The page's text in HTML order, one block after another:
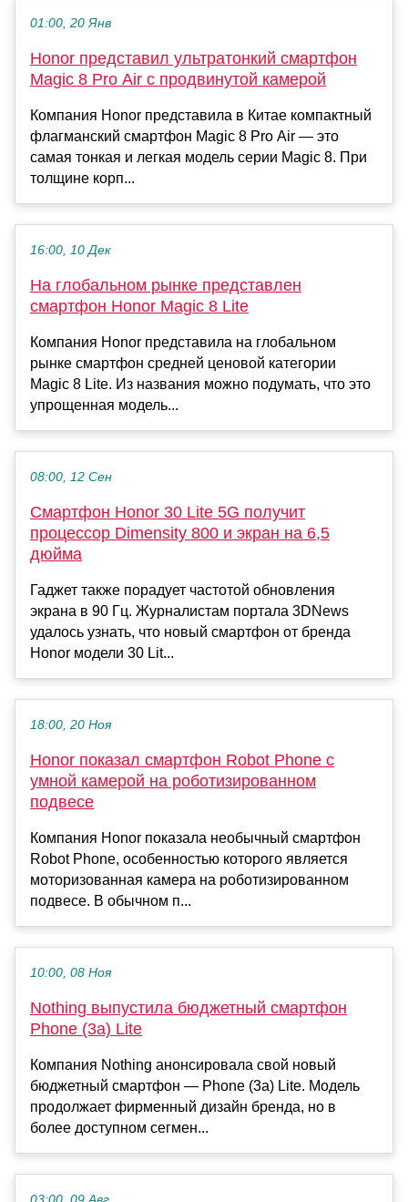
01:00, 20 Янв
Honor представил ультратонкий смартфон
Magic 8 Pro Air с продвинутой камерой
Компания Honor представила в Китае компактный
флагманский смартфон Magic 8 Pro Air — это
самая тонкая и легкая модель серии Magic 8. При
толщине корп...
16:00, 10 Дек
На глобальном рынке представлен
смартфон Honor Magic 8 Lite
Компания Honor представила на глобальном
рынке смартфон средней ценовой категории
Magic 8 Lite. Из названия можно подумать, что это
упрощенная модель...
08:00, 12 Сен
Смартфон Honor 30 Lite 5G получит
процессор Dimensity 800 и экран на 6,5
дюйма
Гаджет также порадует частотой обновления
экрана в 90 Гц. Журналистам портала 3DNews
удалось узнать, что новый смартфон от бренда
Honor модели 30 Lit...
18:00, 20 Ноя
Honor показал смартфон Robot Phone с
умной камерой на роботизированном
подвесе
Компания Honor показала необычный смартфон
Robot Phone, особенностью которого является
моторизованная камера на роботизированном
подвесе. В обычном п...
10:00, 08 Ноя
Nothing выпустила бюджетный смартфон
Phone (3a) Lite
Компания Nothing анонсировала свой новый
бюджетный смартфон — Phone (3a) Lite. Модель
продолжает фирменный дизайн бренда, но в
более доступном сегмен...